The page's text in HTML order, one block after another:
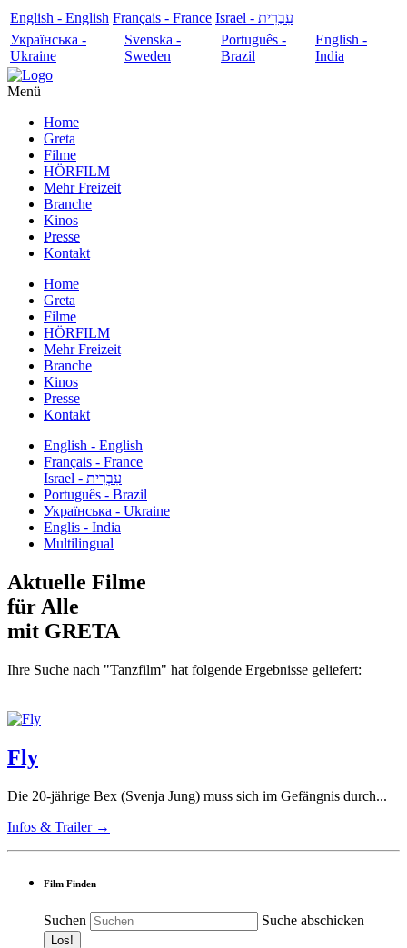
English - English Français - France
עִבְרִית - Israel
Українська -
Ukraine
Svenska -
Sweden
Português -
Brazil
English -
India
Menü
Home
Greta
Filme
HÖRFILM
Mehr Freizeit
Branche
Kinos
Presse
Kontakt
Home
Greta
Filme
HÖRFILM
Mehr Freizeit
Branche
Kinos
Presse
Kontakt
English - English
Français - France
עִבְרִית - Israel
Português - Brazil
Українська - Ukraine
Englis - India
Multilingual
Aktuelle Filme
für Alle
mit GRETA
Ihre Suche nach "Tanzfilm" hat folgende Ergebnisse geliefert:
Fly
Die 20-jährige Bex (Svenja Jung) muss sich im Gefängnis durch...
Infos & Trailer →
Film Finden
Suchen Suche abschicken